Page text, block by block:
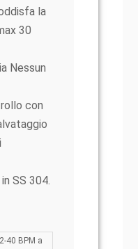
la
30
Nessun
con
SS 304.
40 BPM a